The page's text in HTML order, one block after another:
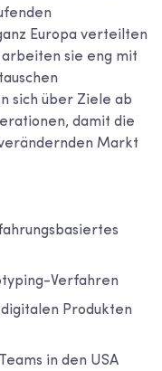
Europa verteilten
arbeiten sie eng mit
sich über Ziele ab
damit die
Markt
Verfahren
Produkten
in den USA